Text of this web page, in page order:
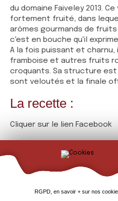
du domaine Faiveley 2013.
fortement fruité, dans
arômes gourmands de
c'est en bouche qu'il
A la fois puissant et charnu,
framboise et autres fruits
croquants. Sa structure
sont veloutés et la finale
La recette :
Cliquer sur le lien Facebook
Abonnez-vous à
Mailing d'information 1 fois
RGPD, en savoir + sur nos